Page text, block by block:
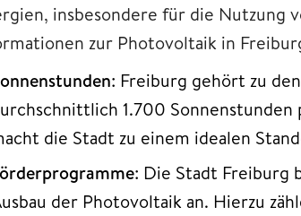
insbesondere für die Nutzung
zur Photovoltaik in
: Freiburg gehört zu
1.700 Sonnenstunden
die Stadt zu einem idealen
: Die Stadt Freiburg
der Photovoltaik an. Hierzu